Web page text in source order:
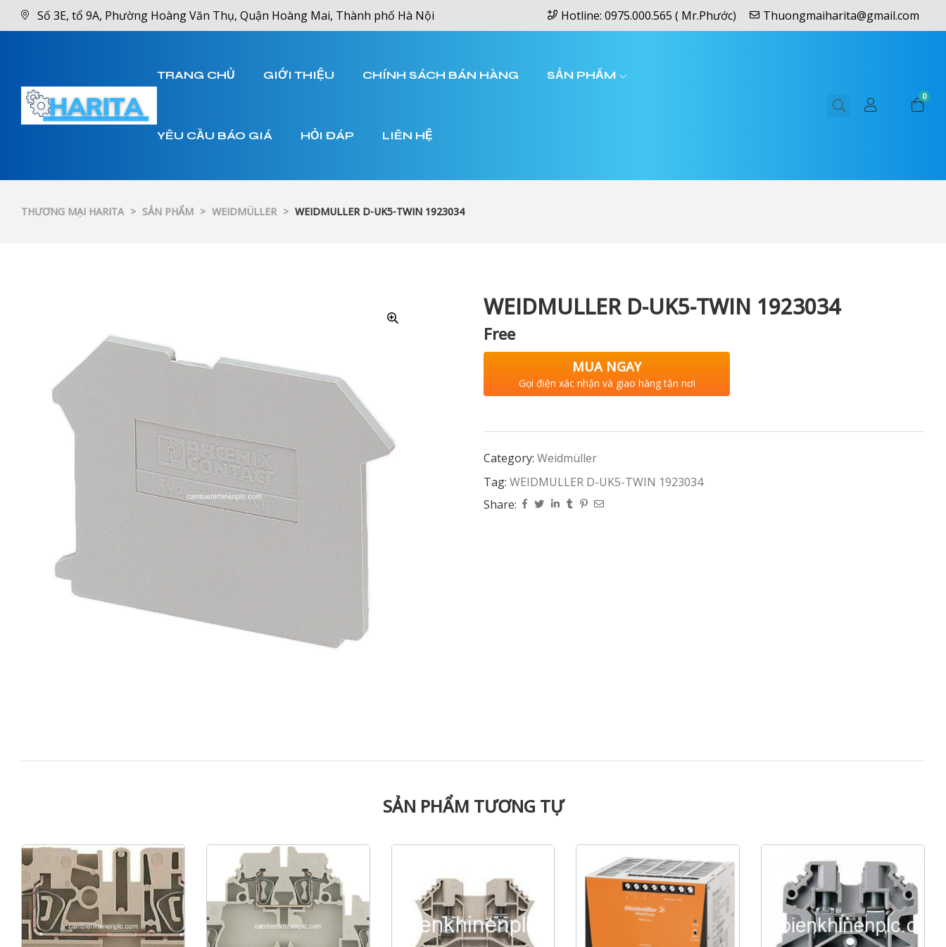
Số 3E, tổ 9A, Phường Hoàng Văn Thụ, Quận Hoàng Mai, Thành phố Hà Nội Hotline: 0975.000.565 ( Mr.Phước) Thuongmaiharita@gmail.com
TRANG CHỦ GIỚI THIỆU CHÍNH SÁCH BÁN HÀNG SẢN PHẨM
YÊU CẦU BÁO GIÁ HỎI ĐÁP LIÊN HỆ
0
THƯƠNG MẠI HARITA > SẢN PHẨM > WEIDMÜLLER > WEIDMULLER D-UK5-TWIN 1923034
WEIDMULLER D-UK5-TWIN 1923034
Free
MUA NGAY
Gọi điện xác nhận và giao hàng tận nơi
Category: Weidmüller
Tag: WEIDMULLER D-UK5-TWIN 1923034
Share:
SẢN PHẨM TƯƠNG TỰ